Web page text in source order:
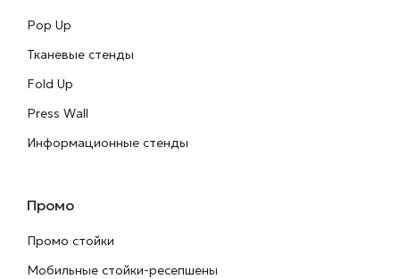
от
на
бумаге
1
Pop Up
Тканевые стенды
Fold Up
Press Wall
Информационные стенды
Промо
Промо стойки
Мобильные стойки-ресепшены